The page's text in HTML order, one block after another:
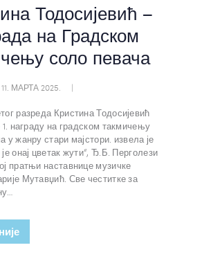
Тодосијевић –
на Градском
соло певача
11. МАРТА 2025.
разреда Кристина Тодосијевић
1. награду на градском такмичењу
у жанру стари мајстори. извела је
онај цветак жути“, Ђ.Б. Перголези
пратњи наставнице музичке
Мутавџић. Све честитке за